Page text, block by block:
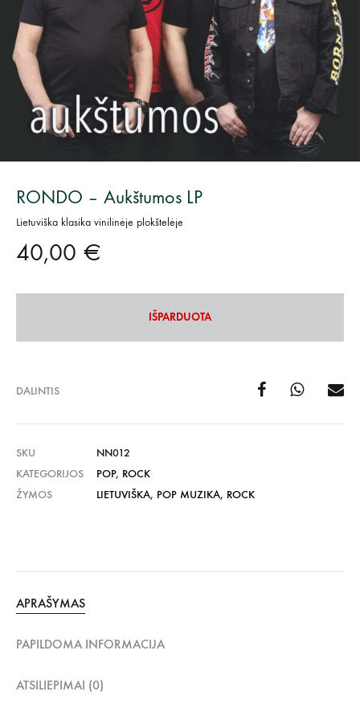
RONDO – Aukštumos LP
Lietuviška klasika vinilinėje plokštelėje
40,00 €
IŠPARDUOTA
DALINTIS
SKU
NN012
KATEGORIJOS
POP, ROCK
ŽYMOS
LIETUVIŠKA, POP MUZIKA, ROCK
APRAŠYMAS
PAPILDOMA INFORMACIJA
ATSILIEPIMAI (0)